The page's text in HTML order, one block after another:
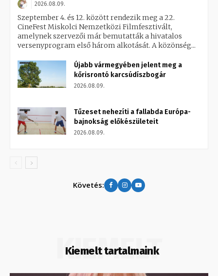
2026.08.09.
Szeptember 4. és 12. között rendezik meg a 22.
CineFest Miskolci Nemzetközi Filmfesztivált,
amelynek szervezői már bemutatták a hivatalos
versenyprogram első három alkotását. A közönség...
Újabb vármegyében jelent meg a
kőrisrontó karcsúdíszbogár
2026.08.09.
Tűzeset nehezíti a fallabda Európa-
bajnokság előkészületeit
2026.08.09.
Követés:
Kiemelt tartalmaink
KIEMELT